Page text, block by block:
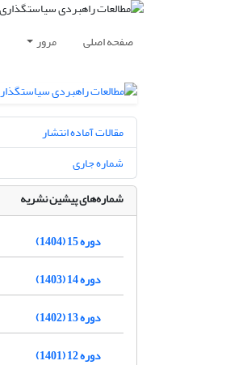
صفحه اصلی مرور
مقالات آماده انتشار
شماره جاری
شماره‌های پیشین نشریه
دوره 15 (1404)
دوره 14 (1403)
دوره 13 (1402)
دوره 12 (1401)